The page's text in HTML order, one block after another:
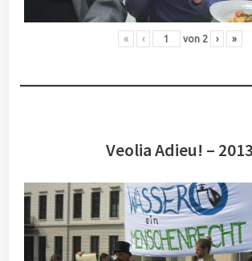
« ‹ von 2 › »
Veolia Adieu! – 2013